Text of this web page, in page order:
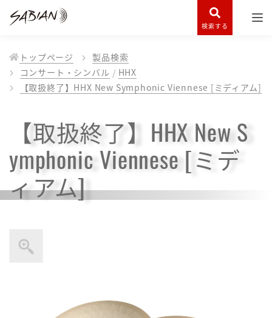
検索する
トップページ
製品検索
コンサート・シンバル
HHX
【取扱終了】HHX New Symphonic Viennese [ミディアム]
【取扱終了】HHX New S
ymphonic Viennese [ミデ
ィアム]